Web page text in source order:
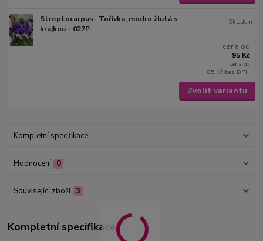
Streptocarpus- Tořivka, modro žlutá s
krajkou - 027P
cena od
95 Kč
cena od
85 Kč bez DPH
Skladem
Zvolit variantu
Kompletní specifikace
Hodnocení 0
Související zboží 3
Kompletní specifikace